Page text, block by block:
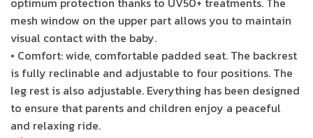
mesh window on the upper part allows you to maintain
visual contact with the baby.
• Comfort: wide, comfortable padded seat. The backrest
is fully reclinable and adjustable to four positions. The
leg rest is also adjustable. Everything has been designed
to ensure that parents and children enjoy a peaceful
and relaxing ride.